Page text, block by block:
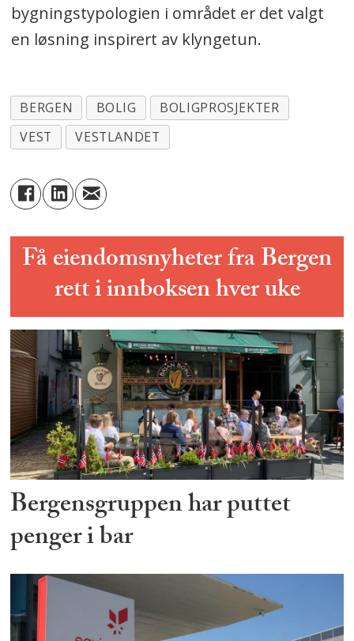
bygningstypologien i området er det valgt
en løsning inspirert av klyngetun.
BERGEN BOLIG
BOLIGPROSJEKTER
VEST
VESTLANDET
Få eiendomsnyheter fra Bergen
rett i innboksen hver uke
Bergensgruppen har puttet
penger i bar